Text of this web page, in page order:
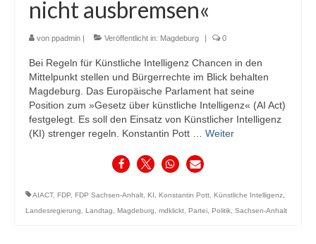
nicht ausbremsen«
von ppadmin | Veröffentlicht in: Magdeburg | 0
Bei Regeln für Künstliche Intelligenz Chancen in den
Mittelpunkt stellen und Bürgerrechte im Blick behalten
Magdeburg. Das Europäische Parlament hat seine
Position zum »Gesetz über künstliche Intelligenz« (AI Act)
festgelegt. Es soll den Einsatz von Künstlicher Intelligenz
(KI) strenger regeln. Konstantin Pott … Weiter
AIACT, FDP FDP Sachsen-Anhalt KI Konstantin Pott Künstliche Intelligenz
Landesregierung
Landtag Magdeburg mdklickt Partei Politik Sachsen-Anhalt